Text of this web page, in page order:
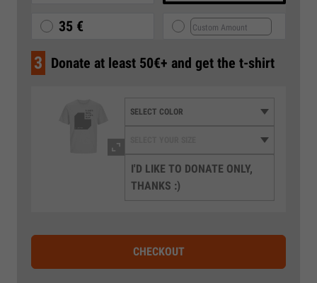
35 €
3 Donate at least 50€+ and get the t-shirt
I'D LIKE TO DONATE ONLY,
THANKS :)
CHECKOUT